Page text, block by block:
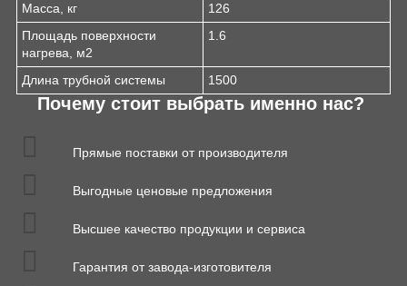
Масса, кг
126
Площадь поверхности
нагрева, м2
1.6
Длина трубной системы 1500
Почему стоит выбрать именно нас?
Прямые поставки от производителя
Выгодные ценовые предложения
Высшее качество продукции и сервиса
Гарантия от завода-изготовителя